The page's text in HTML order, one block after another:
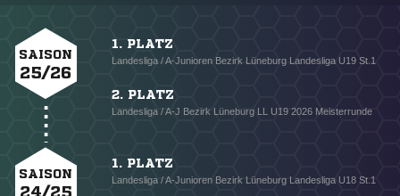
SAISON
25/26
1. PLATZ
Landesliga / A-Junioren Bezirk Lüneburg Landesliga U19 St.1
2. PLATZ
Landesliga / A-J Bezirk Lüneburg LL U19 2026 Meisterrunde
SAISON
24/25
1. PLATZ
Landesliga / A-Junioren Bezirk Lüneburg Landesliga U18 St.1